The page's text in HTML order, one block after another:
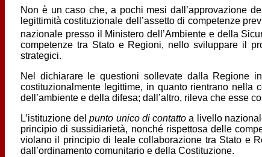
Non è un caso che, a pochi mesi dall’approvazione
legittimità costituzionale dell’assetto di competenze
nazionale presso il Ministero dell’Ambiente e della
competenze tra Stato e Regioni, nello sviluppare il
strategici.
Nel dichiarare le questioni sollevate dalla Regione
costituzionalmente legittime, in quanto rientrano nella
dell’ambiente e della difesa; dall’altro, rileva che esse
L’istituzione delpunto unico di contatto a livello
principio di sussidiarietà, nonché rispettosa delle
violano il principio di leale collaborazione tra Stato e
dall’ordinamento comunitario e della Costituzione.